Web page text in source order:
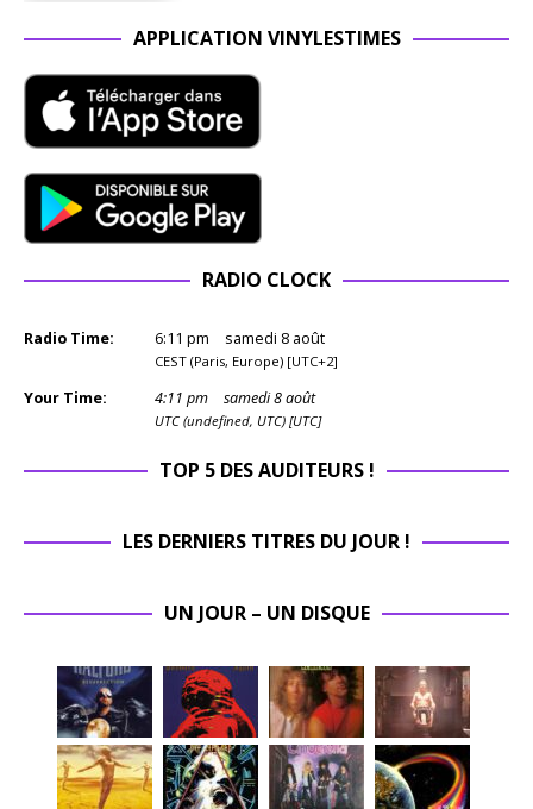
APPLICATION VINYLESTIMES
RADIO CLOCK
Radio Time: 6:11 pm samedi 8 août
CEST (Paris, Europe) [UTC+2]
Your Time: 4:11 pm samedi 8 août
UTC (undefined, UTC) [UTC]
TOP 5 DES AUDITEURS !
LES DERNIERS TITRES DU JOUR !
UN JOUR – UN DISQUE